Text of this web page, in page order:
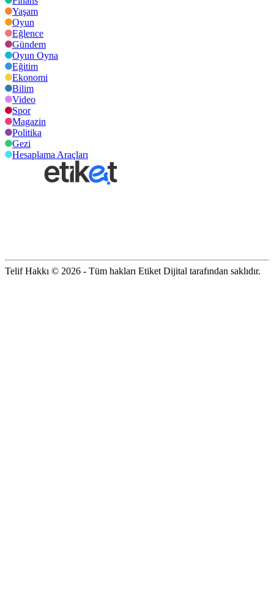
Yaşam
Oyun
Eğlence
Gündem
Oyun Oyna
Eğitim
Ekonomi
Bilim
Video
Spor
Magazin
Politika
Gezi
Hesaplama Araçları
Telif Hakkı © 2026 - Tüm hakları Etiket Dijital tarafından saklıdır.